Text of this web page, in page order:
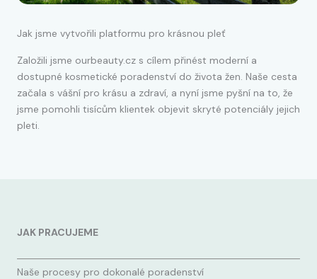
Jak jsme vytvořili platformu pro krásnou pleť
Založili jsme ourbeauty.cz s cílem přinést moderní a
dostupné kosmetické poradenství do života žen. Naše cesta
začala s vášní pro krásu a zdraví, a nyní jsme pyšní na to, že
jsme pomohli tisícům klientek objevit skryté potenciály jejich
pleti.
JAK PRACUJEME
Naše procesy pro dokonalé poradenství